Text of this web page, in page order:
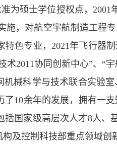
为硕士学位授权点，
施，对航空宇航制造工
色专业，2021年飞行器
术2011协同创新中心”、
械科学与技术联合实验
10余年的发展，拥有一
国家级高层次人才8人
及控制科技部重点领域